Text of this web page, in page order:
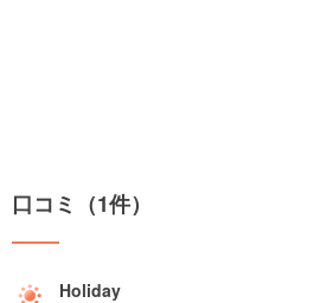
口コミ（1件）
Holiday